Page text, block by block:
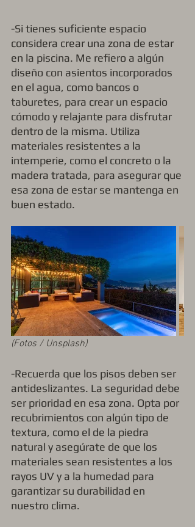
-Si tienes suficiente espacio
considera crear una zona de estar
en la piscina. Me refiero a algún
diseño con asientos incorporados
en el agua, como bancos o
taburetes, para crear un espacio
cómodo y relajante para disfrutar
dentro de la misma. Utiliza
materiales resistentes a la
intemperie, como el concreto o la
madera tratada, para asegurar que
esa zona de estar se mantenga en
buen estado.
(Fotos / Unsplash)
-Recuerda que los pisos deben ser
antideslizantes. La seguridad debe
ser prioridad en esa zona. Opta por
recubrimientos con algún tipo de
textura, como el de la piedra
natural y asegúrate de que los
materiales sean resistentes a los
rayos UV y a la humedad para
garantizar su durabilidad en
nuestro clima.